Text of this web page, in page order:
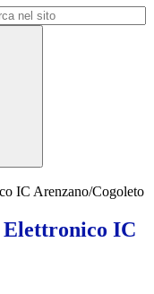
IC Arenzano/Cogoleto
Elettronico IC